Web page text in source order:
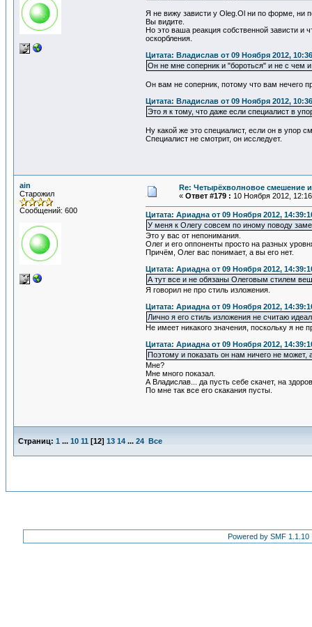
Я не вижу зависти у Oleg.Ol ни по форме, ни
Вы видите.
Но это ваша реакция собственной зависти и
оскорбления.
Цитата: Владислав от 09 Ноября 2012,
Он не мне соперник и "бороться" и не с чем
Он вам не соперник, потому что вам нечего
Цитата: Владислав от 09 Ноября 2012,
Это я к тому, что даже если специалист в
Ну какой же это специалист, если он в упор
Специалист не смотрит, он исследует.
ain
Старожил
Сообщений: 600
Re: Четырёхволновое смешение и
« Ответ #179 : 10 Ноября 2012,
Цитата: Ариадна от 09 Ноября 2012,
У меня к Олегу совсем по иному поводу
Это у вас от непонимания.
Олег и его оппоненты просто на разных
Причём, Олег вас понимает, а вы его нет.
Цитата: Ариадна от 09 Ноября 2012,
А тут все и не обязаны Олеговым стилем
Я говорил не про стиль изложения.
Цитата: Ариадна от 09 Ноября 2012,
Лично я его стиль изложения не считаю
Не имеет никакого значения, поскольку я не
Цитата: Ариадна от 09 Ноября 2012,
Поэтому и показать он нам ничего не может,
Мне?
Мне много показал.
А Владислав... да пусть себе скачет, на
По мне так все его скакания пусты.
Страниц: 1 ... 10 11 [12] 13 14 ... 24 Все
Powered by SMF 1.1.10